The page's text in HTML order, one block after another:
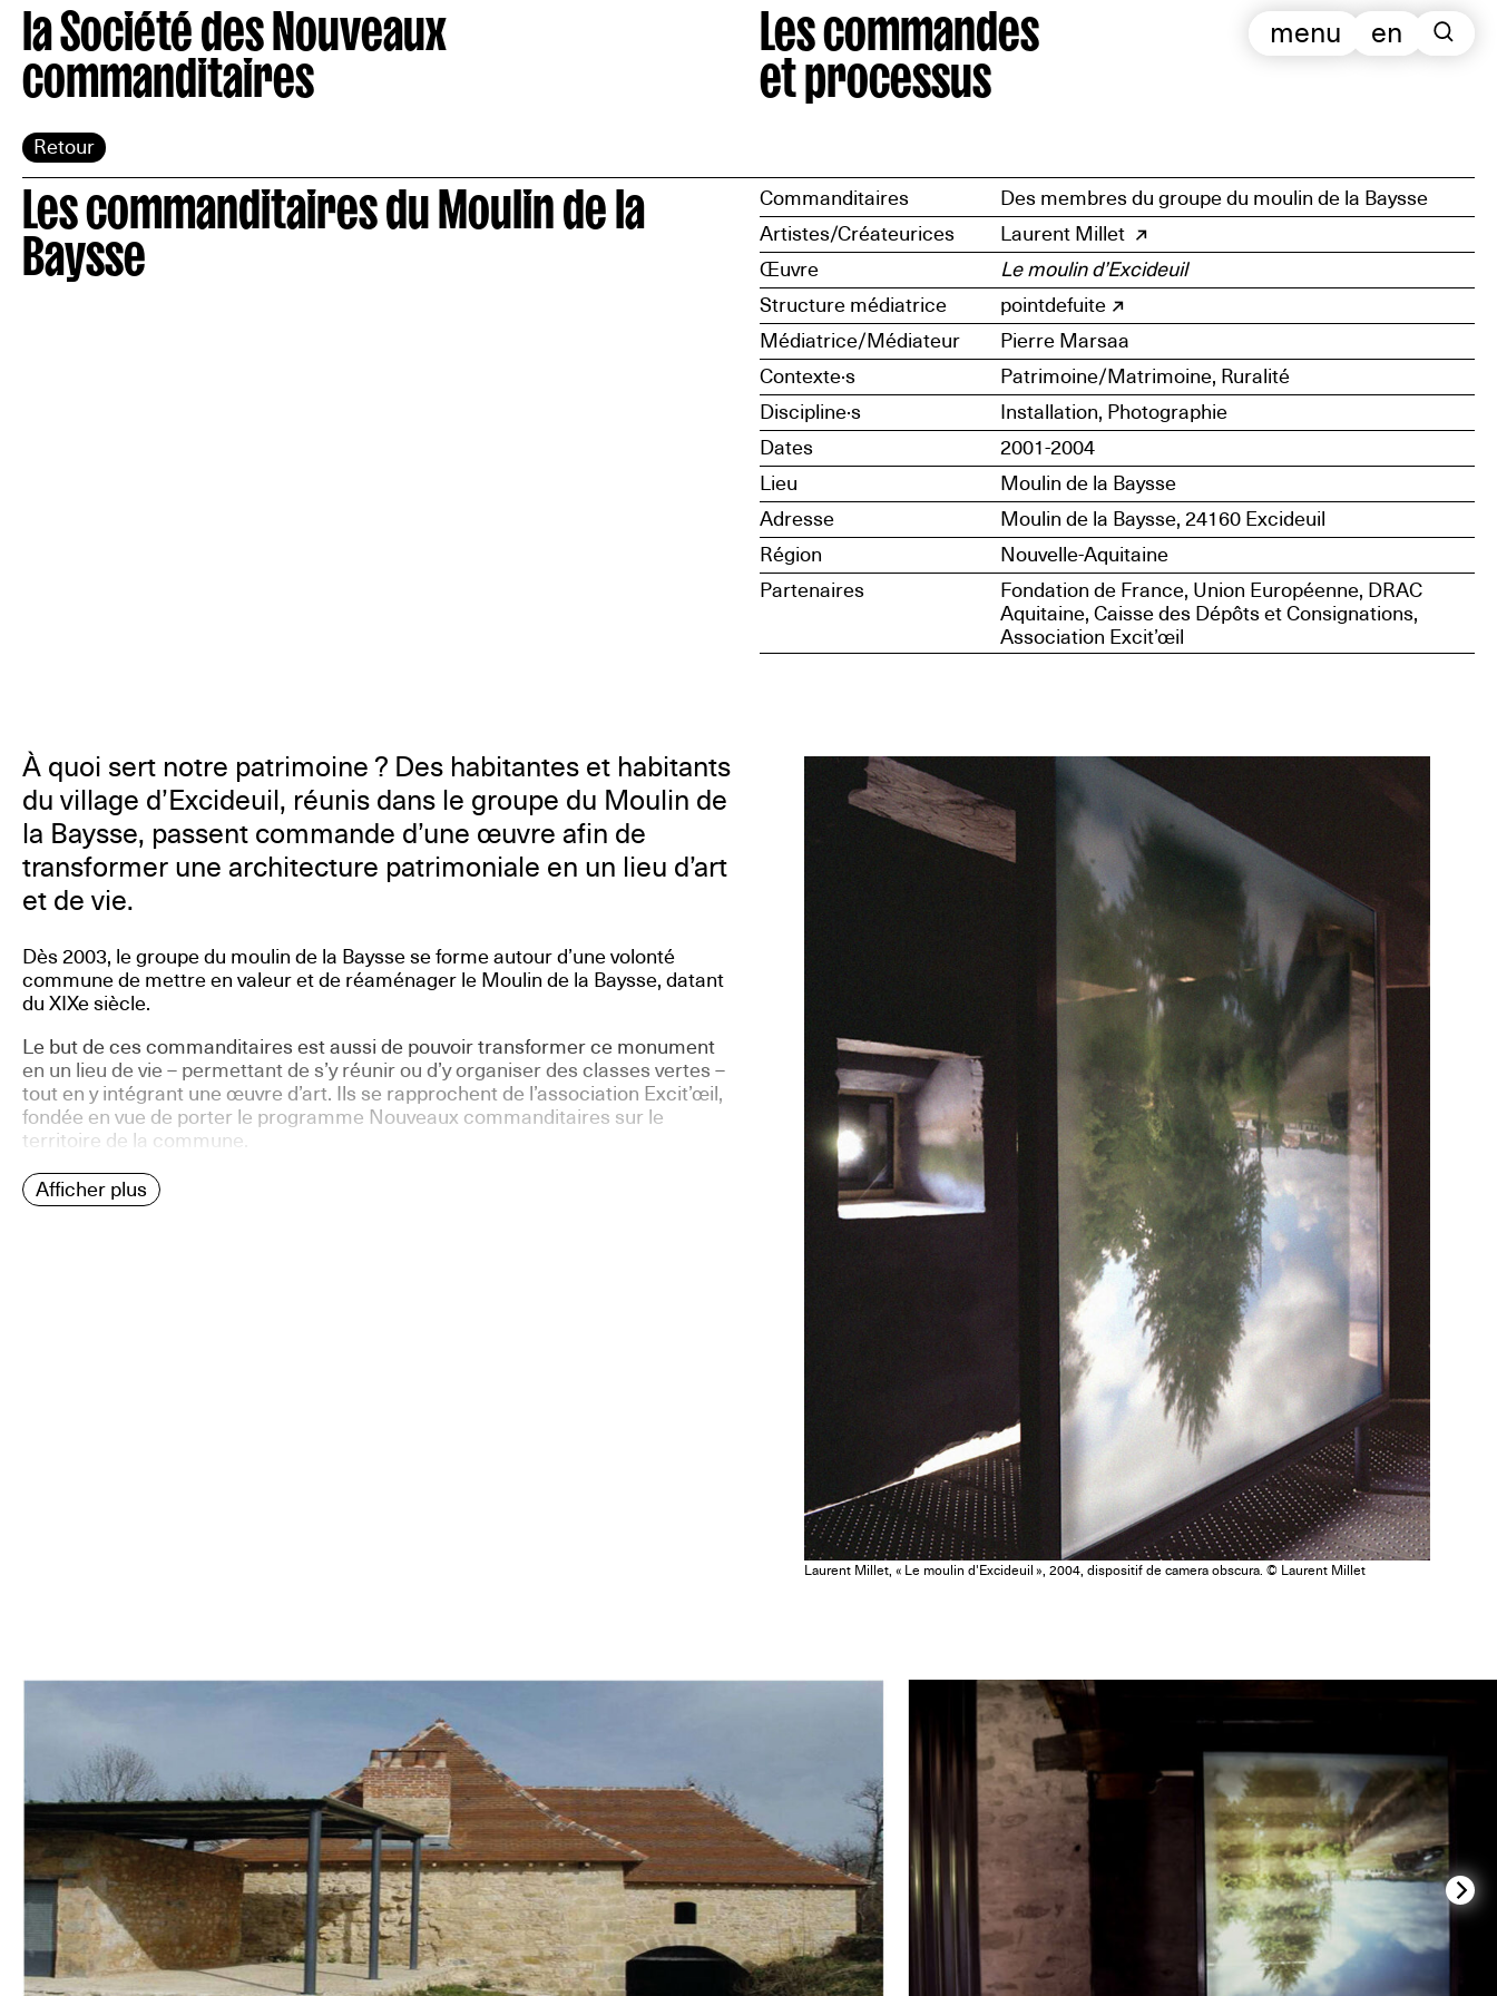
la Société des Nouveaux
commanditaires
Retour
Les commandes
et processus
en
menu
Les commanditaires du Moulin de la
Baysse
Commanditaires
Des membres du groupe du moulin de la Baysse
Artistes/Créateurices
Laurent Millet
Œuvre
Le moulin d’Excideuil
Structure médiatrice
pointdefuite
Médiatrice/Médiateur
Pierre Marsaa
Contexte·s
Patrimoine/Matrimoine, Ruralité
Discipline·s
Installation, Photographie
Dates
2001-2004
Lieu
Moulin de la Baysse
Adresse
Moulin de la Baysse, 24160 Excideuil
Région
Nouvelle-Aquitaine
Partenaires
Fondation de France, Union Européenne, DRAC
Aquitaine, Caisse des Dépôts et Consignations,
Association Excit’œil
À quoi sert notre patrimoine ? Des habitantes et habitants
du village d’Excideuil, réunis dans le groupe du Moulin de
la Baysse, passent commande d’une œuvre afin de
transformer une architecture patrimoniale en un lieu d’art
et de vie.
Dès 2003, le groupe du moulin de la Baysse se forme autour d’une volonté
commune de mettre en valeur et de réaménager le Moulin de la Baysse, datant
du XIXe siècle.
Le but de ces commanditaires est aussi de pouvoir transformer ce monument
en un lieu de vie – permettant de s’y réunir ou d’y organiser des classes vertes –
tout en y intégrant une œuvre d’art. Ils se rapprochent de l’association Excit’œil,
fondée en vue de porter le programme Nouveaux commanditaires sur le
territoire de la commune.
Afficher plus
Laurent Millet, « Le moulin d'Excideuil », 2004, dispositif de camera obscura. © Laurent Millet